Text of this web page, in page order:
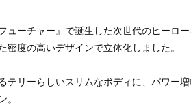
ューチャー』で誕生した次世代のヒーロ
密度の高いデザインで立体化しました。
テリーらしいスリムなボディに、パワー
。